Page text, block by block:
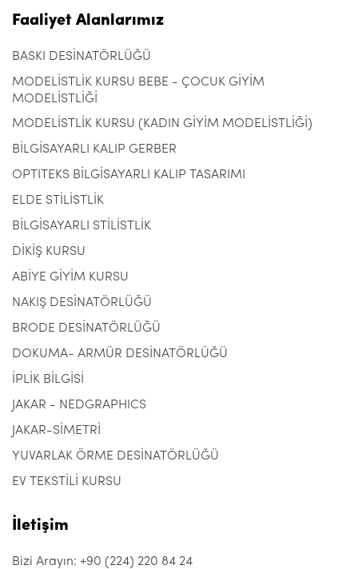
Faaliyet Alanlarımız
BASKI DESİNATÖRLÜĞÜ
MODELİSTLİK KURSU BEBE - ÇOCUK GİYİM
MODELİSTLİĞİ
MODELİSTLİK KURSU (KADIN GİYİM MODELİSTLİĞİ)
BİLGİSAYARLI KALIP GERBER
OPTITEKS BİLGİSAYARLI KALIP TASARIMI
ELDE STİLİSTLİK
BİLGİSAYARLI STİLİSTLİK
DİKİŞ KURSU
ABİYE GİYİM KURSU
NAKIŞ DESİNATÖRLÜĞÜ
BRODE DESİNATÖRLÜĞÜ
DOKUMA- ARMÜR DESİNATÖRLÜĞÜ
İPLİK BİLGİSİ
JAKAR - NEDGRAPHICS
JAKAR-SİMETRİ
YUVARLAK ÖRME DESİNATÖRLÜĞÜ
EV TEKSTİLİ KURSU
İletişim
Bizi Arayın: +90 (224) 220 84 24